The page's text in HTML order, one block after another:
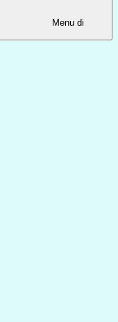
Menu di